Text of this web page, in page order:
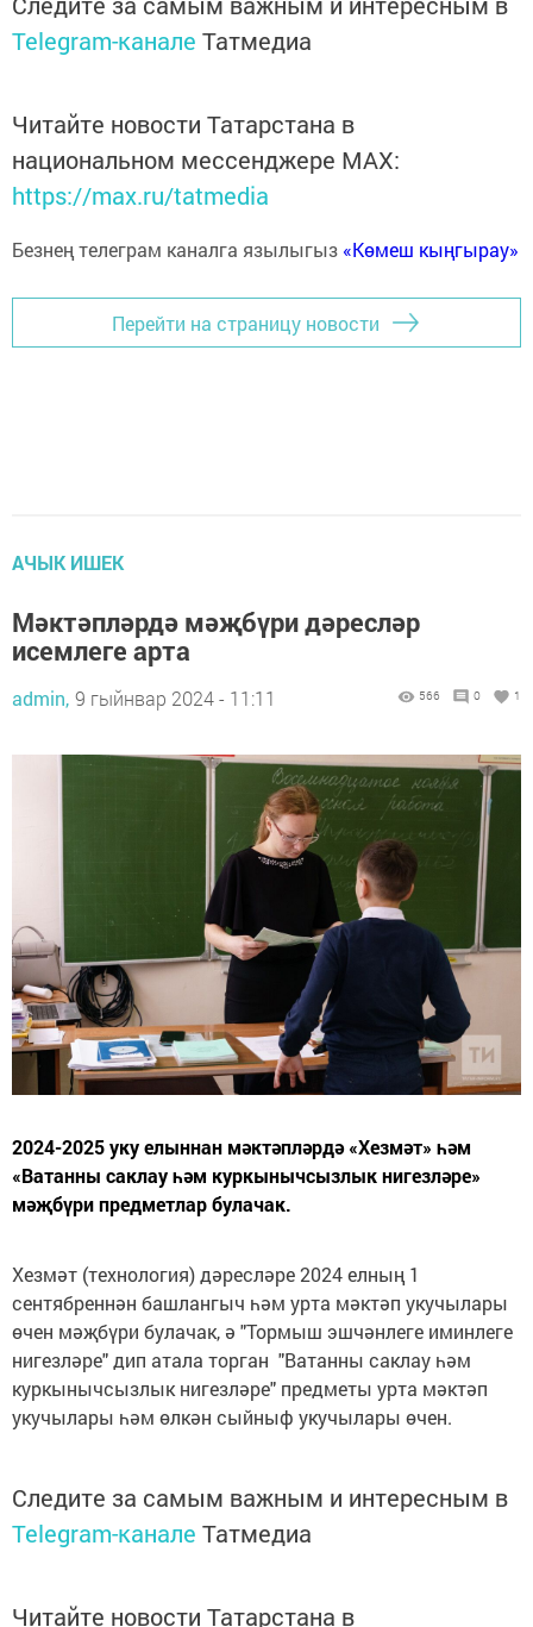
Telegram-канале Татмедиа
Читайте новости Татарстана в
национальном мессенджере MАХ:
https://max.ru/tatmedia
Безнең телеграм каналга язылыгыз «Көмеш кыңгырау»
Перейти на страницу новости
АЧЫК ИШЕК
Мәктәпләрдә мәҗбүри дәресләр
исемлеге арта
admin, 9 гыйнвар 2024 - 11:11 566 0 1
2024-2025 уку елыннан мәктәпләрдә «Хезмәт» һәм
«Ватанны саклау һәм куркынычсызлык нигезләре»
мәҗбүри предметлар булачак.
Хезмәт (технология) дәресләре 2024 елның 1
сентябреннән башлангыч һәм урта мәктәп укучылары
өчен мәҗбүри булачак, ә "Тормыш эшчәнлеге иминлеге
нигезләре" дип атала торган "Ватанны саклау һәм
куркынычсызлык нигезләре" предметы урта мәктәп
укучылары һәм өлкән сыйныф укучылары өчен.
Следите за самым важным и интересным в
Telegram-канале Татмедиа
Читайте новости Татарстана в